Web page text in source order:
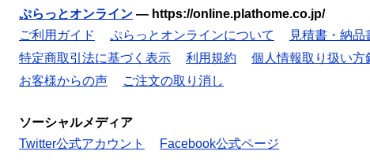
ぷらっとオンライン — https://online.plathome.co.jp/
ご利用ガイド
ぷらっとオンラインについて 見積書・納
特定商取引法に基づく表示
利用規約 個人情報取り扱い方
お客様からの声
ご注文の取り消し
ソーシャルメディア
Twitter公式アカウント
Facebook公式ページ